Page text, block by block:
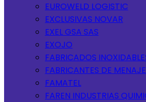
EUROWELD LOGISTIC
EXCLUSIVAS NOVAR
EXEL GSA SAS
EXOJO
FABRICADOS
FABRICANTES DE MENAJE
FAMATEL
FAREN INDUSTRIAS